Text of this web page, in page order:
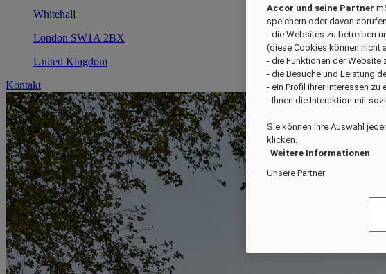
Whitehall
London SW1A 2BX
United Kingdom
Kontakt
Accor und seine Partner
speichern oder davon
- die Websites zu betreiben
(diese Cookies können nicht
- die Funktionen der Website
- die Besuche und Leistung
- ein Profil Ihrer Interessen zu
- Ihnen die Interaktion mit
Sie können Ihre Auswahl
klicken.
Weitere Informationen
Unsere Partner